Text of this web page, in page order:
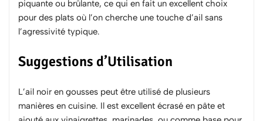
piquante ou brûlante, ce qui en fait un excellent choix
pour des plats où l’on cherche une touche d’ail sans
l’agressivité typique.
Suggestions d’Utilisation
L’ail noir en gousses peut être utilisé de plusieurs
manières en cuisine. Il est excellent écrasé en pâte et